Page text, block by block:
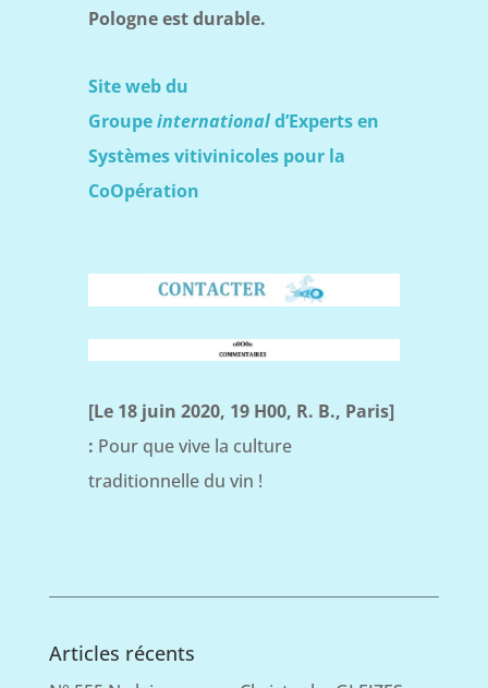
Pologne est durable.
Site web du
Groupeinternationald’Experts en
Systèmes vitivinicoles pour la
CoOpération
[Le 18 juin 2020, 19 H00, R. B., Paris]
: Pour que vive la culture
traditionnelle du vin !
Articles récents